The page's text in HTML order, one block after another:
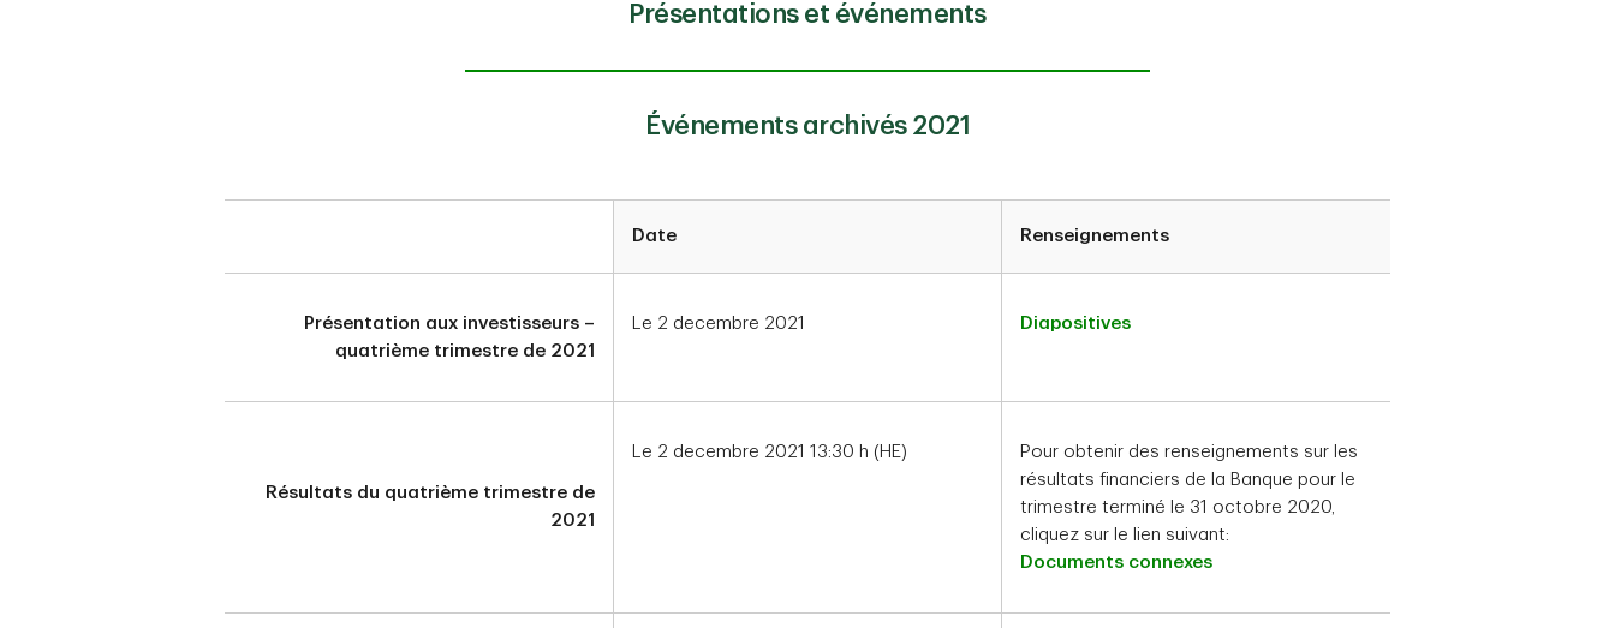
Présentations et événements
Événements archivés 2021
Date Renseignements
Présentation aux investisseurs –
quatrième trimestre de 2021
Le 2 decembre 2021 Diapositives
Résultats du quatrième trimestre de
2021
Le 2 decembre 2021 13:30 h (HE)
Pour obtenir des renseignements sur les
résultats financiers de la Banque pour le
trimestre terminé le 31 octobre 2020,
cliquez sur le lien suivant:
Documents connexes